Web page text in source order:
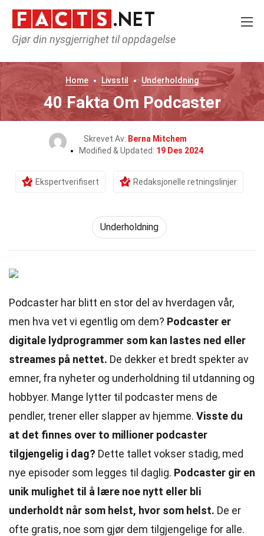
Gjør din nysgjerrighet til oppdagelse
Home Livsstil Underholdning
40 Fakta Om Podcaster
Skrevet Av: Berna Mitchem
Modified & Updated: 19 Des 2024
Ekspertverifisert Redaksjonelle retningslinjer
Underholdning
Podcaster har blitt en stor del av hverdagen vår,
men hva vet vi egentlig om dem? Podcaster er
digitale lydprogrammer som kan lastes ned eller
streames på nettet. De dekker et bredt spekter av
emner, fra nyheter og underholdning til utdanning og
hobbyer. Mange lytter til podcaster mens de
pendler, trener eller slapper av hjemme. Visste du
at det finnes over to millioner podcaster
tilgjengelig i dag? Dette tallet vokser stadig, med
nye episoder som legges til daglig. Podcaster gir en
unik mulighet til å lære noe nytt eller bli
underholdt når som helst, hvor som helst. De er
ofte gratis, noe som gjør dem tilgjengelige for alle.